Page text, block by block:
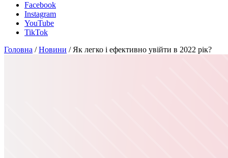
Facebook
Instagram
YouTube
TikTok
Головна /Новини / Як легко і ефективно увійти в 2022 рік?